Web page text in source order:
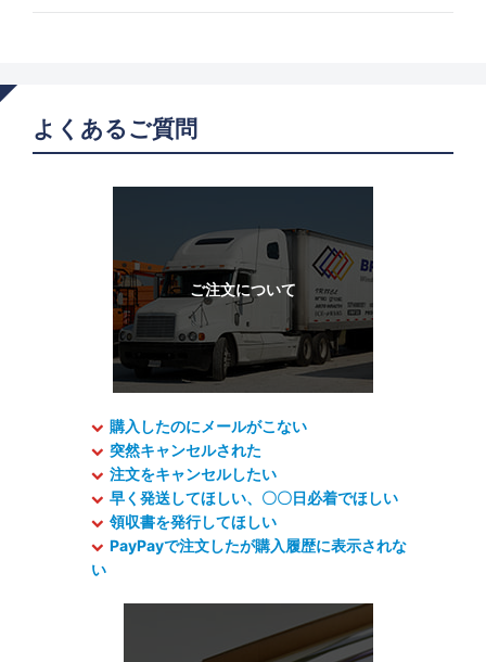
よくあるご質問
購入したのにメールがこない
突然キャンセルされた
注文をキャンセルしたい
早く発送してほしい、〇〇日必着でほしい
領収書を発行してほしい
PayPayで注文したが購入履歴に表示されな
い